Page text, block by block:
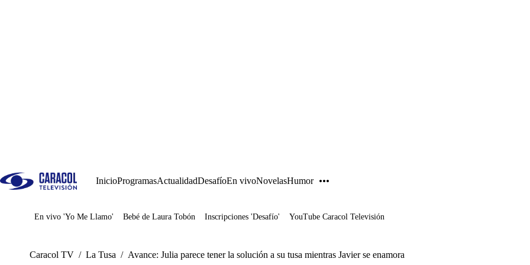
InicioProgramasActualidadDesafíoEn vivoNovelasHumor
Juegos
En vivo 'Yo Me Llamo' Bebé de Laura Tobón Inscripciones 'Desafío' YouTube Caracol Televisión
Caracol TV / La Tusa / Avance: Julia parece tener la solución a su tusa mientras Javier se enamora